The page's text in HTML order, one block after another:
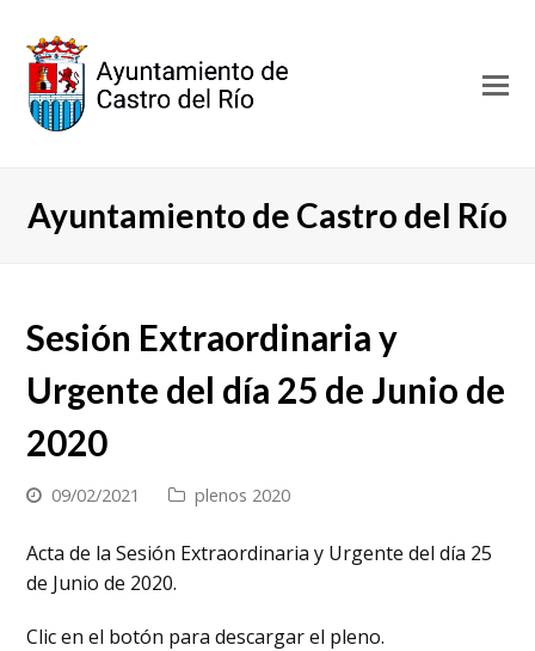
Ayuntamiento de Castro del Río
Sesión Extraordinaria y
Urgente del día 25 de Junio de
2020
09/02/2021 plenos 2020
Acta de la Sesión Extraordinaria y Urgente del día 25
de Junio de 2020.
Clic en el botón para descargar el pleno.